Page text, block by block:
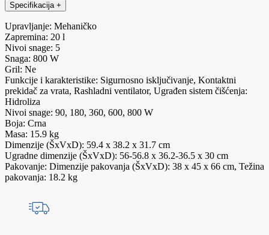
Specifikacija +
Upravljanje: Mehaničko
Zapremina: 20 l
Nivoi snage: 5
Snaga: 800 W
Gril: Ne
Funkcije i karakteristike: Sigurnosno isključivanje, Kontaktni
prekidač za vrata, Rashladni ventilator, Ugrađen sistem čišćenja:
Hidroliza
Nivoi snage: 90, 180, 360, 600, 800 W
Boja: Crna
Masa: 15.9 kg
Dimenzije (ŠxVxD): 59.4 x 38.2 x 31.7 cm
Ugradne dimenzije (ŠxVxD): 56-56.8 x 36.2-36.5 x 30 cm
Pakovanje: Dimenzije pakovanja (ŠxVxD): 38 x 45 x 66 cm, Težina
pakovanja: 18.2 kg